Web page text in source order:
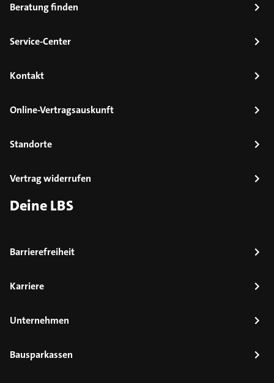
Beratung finden
Service-Center
Kontakt
Online-Vertragsauskunft
Standorte
Vertrag widerrufen
Deine LBS
Barrierefreiheit
Karriere
Unternehmen
Bausparkassen